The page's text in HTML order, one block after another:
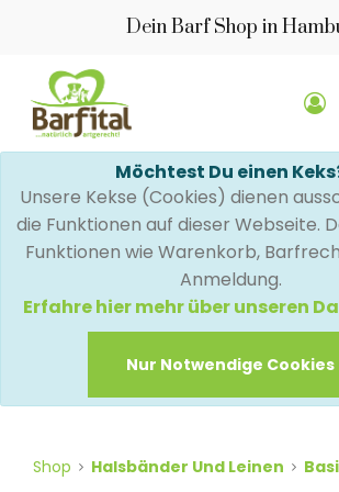
Dein Barf Shop in
Möchtest Du einen
Unsere Kekse (Cookies) dienen
die Funktionen auf dieser Webseite.
Funktionen wie Warenkorb,
Anmeldung.
Erfahre hier mehr über unseren
Nur Notwendige Cookies
Shop Halsbänder Und Leinen